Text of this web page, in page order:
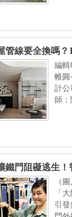
管線要全換嗎？
局微調到軟裝選
編輯
帷圓
計公
師：
鐵門阻礙逃生
（
「
引